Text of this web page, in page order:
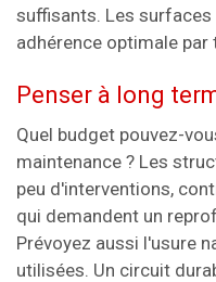
suffisants. Les
adhérence optimale par
Penser à long
Quel budget pouvez-
maintenance ? Les
peu d'interventions,
qui demandent un
Prévoyez aussi l'usure
utilisées. Un circuit